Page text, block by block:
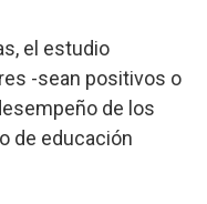
el estudio
-sean positivos o
de los
de educación